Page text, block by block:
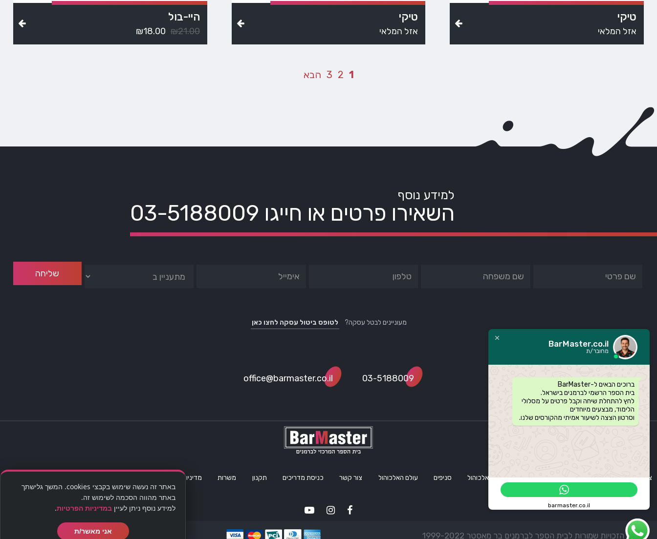
טיקי
אזל המלאי
טיקי
אזל המלאי
היי-בול
₪21.00
₪18.00
1
2
3 הבא
למידע נוסף
השאירו פרטים או חייגו 03-5188009
מעוניינים לבטל עסקה? לטופס ביטול עסקה לחצו כאן
03-5188009
office@barmaster.co.il
צוות בר מאסטר אודותינו קורסי ברמנים סדנת אלכוהול סניפים עולם האלכוהול צור קשר כניסת מדריכים תקנון משרות מדיניות פרטיות
© כל הזכויות שמורות לבית הספר לברמנים בר מאסטר 1999-2022 בניית אתרים | שיווק דיגיטלי
BarMaster.co.il
מחובר/ת
ברוכים הבאים ל-BarMaster
בית הספר הרשמי לברמנים בישראל.
לחץ להתחלת שיחה וקבל פרטים על מסלולי
הלימוד, מבצעים מיוחדים
וסרטון הצצה לשיעור אמיתי מהקורסים שלנו.
barmaster.co.il
באתר זה נעשה שימוש בקבצי cookies. המשך גלישתך
באתר מהווה הסכמה לשימוש זה.
למידע נוסף ניתן לעיין במדיניות הפרטיות.
אני מאשר/ת